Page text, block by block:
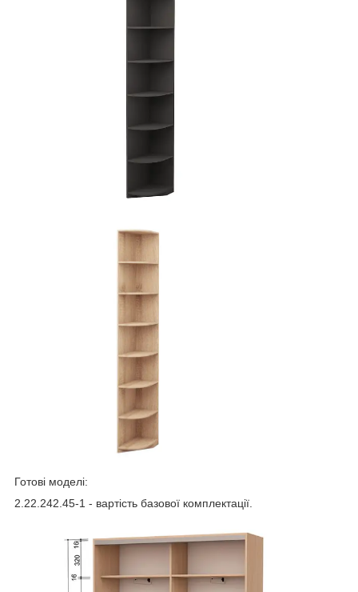
Готові моделі:
2.22.242.45-1 - вартість базової комплектації.